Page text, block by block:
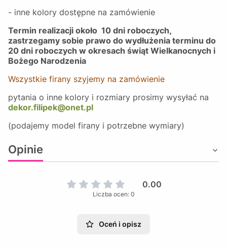
- inne kolory dostępne na zamówienie
Termin realizacji około 10 dni roboczych,
zastrzegamy sobie prawo do wydłużenia terminu do
20 dni roboczych w okresach świąt Wielkanocnych i
Bożego Narodzenia
Wszystkie firany szyjemy na zamówienie
pytania o inne kolory i rozmiary prosimy wysyłać na
dekor.filipek@onet.pl
(podajemy model firany i potrzebne wymiary)
Opinie
0.00
Liczba ocen: 0
Oceń i opisz